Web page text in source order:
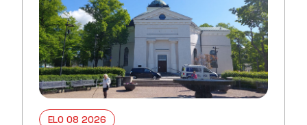
ELO 08 2026